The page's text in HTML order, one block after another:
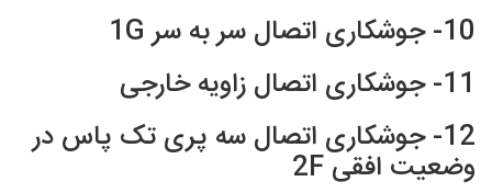
10- جوشکاری اتصال سر به سر 1G
11- جوشکاری اتصال زاویه خارجی
12- جوشکاری اتصال سه پری تک پاس در
وضعیت افقی 2F